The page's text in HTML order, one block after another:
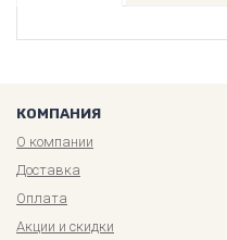
КОМПАНИЯ
О компании
Доставка
Оплата
Акции и скидки